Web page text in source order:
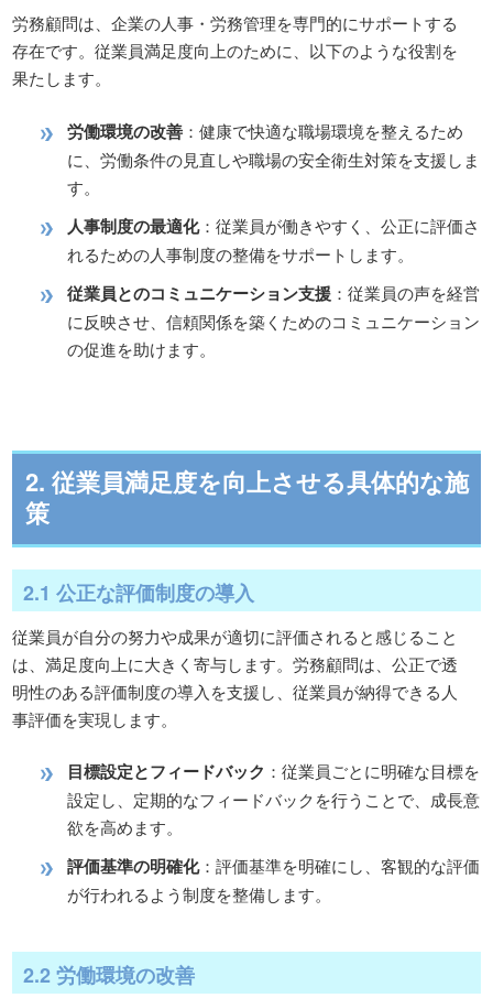
労務顧問は、企業の人事・労務管理を専門的にサポートする
存在です。従業員満足度向上のために、以下のような役割を
果たします。
労働環境の改善 ：健康で快適な職場環境を整えるため
に、労働条件の見直しや職場の安全衛生対策を支援しま
す。
人事制度の最適化：従業員が働きやすく、公正に評価さ
れるための人事制度の整備をサポートします。
従業員とのコミュニケーション支援 ：従業員の声を経営
に反映させ、信頼関係を築くためのコミュニケーション
の促進を助けます。
2. 従業員満足度を向上させる具体的な施
策
2.1 公正な評価制度の導入
従業員が自分の努力や成果が適切に評価されると感じること
は、満足度向上に大きく寄与します。労務顧問は、公正で透
明性のある評価制度の導入を支援し、従業員が納得できる人
事評価を実現します。
目標設定とフィードバック ：従業員ごとに明確な目標を
設定し、定期的なフィードバックを行うことで、成長意
欲を高めます。
評価基準の明確化：評価基準を明確にし、客観的な評価
が行われるよう制度を整備します。
2.2 労働環境の改善